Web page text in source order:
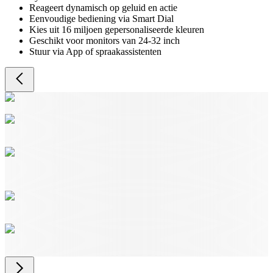
Reageert dynamisch op geluid en actie
Eenvoudige bediening via Smart Dial
Kies uit 16 miljoen gepersonaliseerde kleuren
Geschikt voor monitors van 24-32 inch
Stuur via App of spraakassistenten